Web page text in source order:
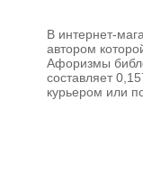
В интернет-
автором
Афоризмы
составляет
курьером или